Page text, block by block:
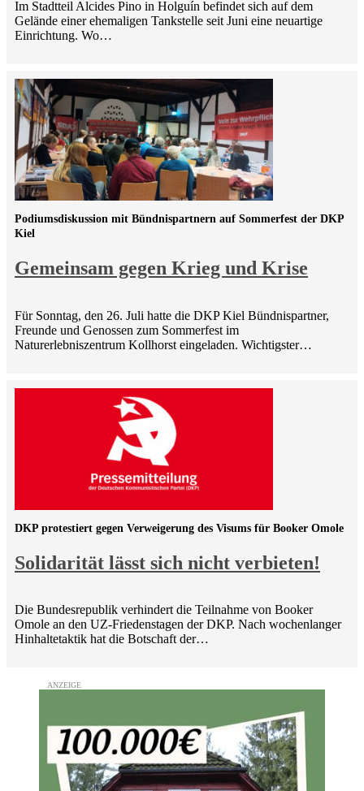
Im Stadtteil Alcides Pino in Holguín befindet sich auf dem
Gelände einer ehemaligen Tankstelle seit Juni eine neuartige
Einrichtung. Wo…
Gemeinsam gegen Krieg und Krise
Podiumsdiskussion mit Bündnispartnern auf Sommerfest der DKP
Kiel
Für Sonntag, den 26. Juli hatte die DKP Kiel Bündnispartner,
Freunde und Genossen zum Sommerfest im
Naturerlebniszentrum Kollhorst eingeladen. Wichtigster…
Solidarität lässt sich nicht verbieten!
DKP protestiert gegen Verweigerung des Visums für Booker Omole
Die Bundesrepublik verhindert die Teilnahme von Booker
Omole an den UZ-Friedenstagen der DKP. Nach wochenlanger
Hinhaltetaktik hat die Botschaft der…